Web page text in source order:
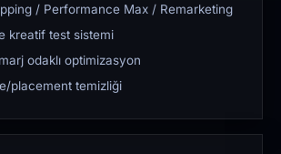
/ Performance Max / Remarketing
kreatif test sistemi
odaklı optimizasyon
placement temizliği